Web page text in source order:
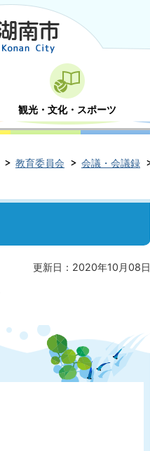
観光・文化・スポーツ
教育委員会 会議・会議録
更新日：2020年10月08日